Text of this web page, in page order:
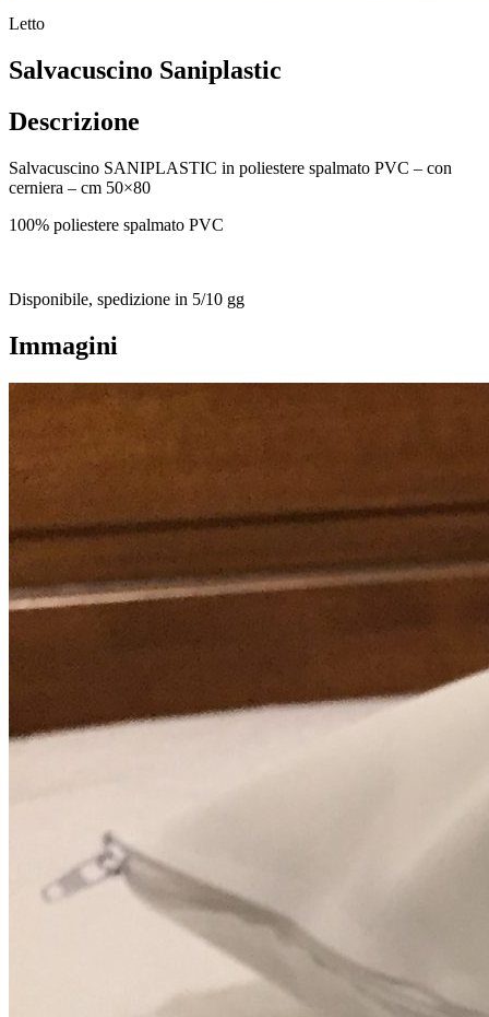
Letto
Salvacuscino Saniplastic
Descrizione
Salvacuscino SANIPLASTIC in poliestere spalmato PVC – con
cerniera – cm 50×80
100% poliestere spalmato PVC
Disponibile, spedizione in 5/10 gg
Immagini